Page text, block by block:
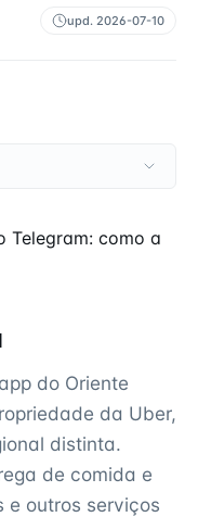
upd. 2026-07-10
Telegram: como a
do Oriente
da Uber,
distinta.
de comida e
e outros serviços